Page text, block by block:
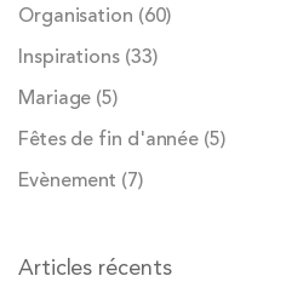
Organisation (60)
Inspirations (33)
Mariage (5)
Fêtes de fin d'année (5)
Evènement (7)
Articles récents